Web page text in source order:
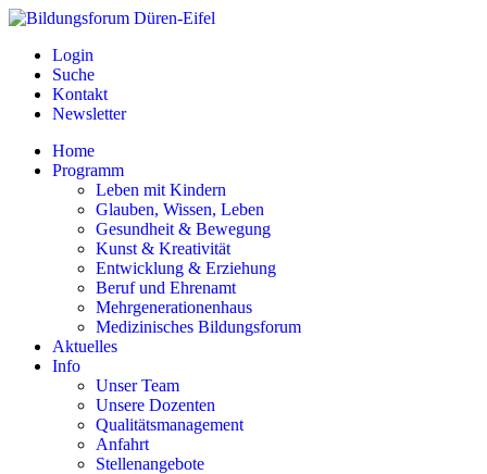
Login
Suche
Kontakt
Newsletter
Home
Programm
Leben mit Kindern
Glauben, Wissen, Leben
Gesundheit & Bewegung
Kunst & Kreativität
Entwicklung & Erziehung
Beruf und Ehrenamt
Mehrgenerationenhaus
Medizinisches Bildungsforum
Aktuelles
Info
Unser Team
Unsere Dozenten
Qualitätsmanagement
Anfahrt
Stellenangebote